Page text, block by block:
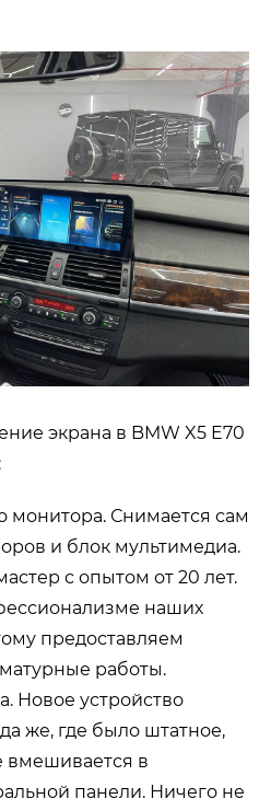
экрана в BMW X5 E70
монитора. Снимается сам
и блок мультимедиа.
с опытом от 20 лет.
наших
предоставляем
работы.
Новое устройство
же, где было штатное,
вмешивается в
панели. Ничего не